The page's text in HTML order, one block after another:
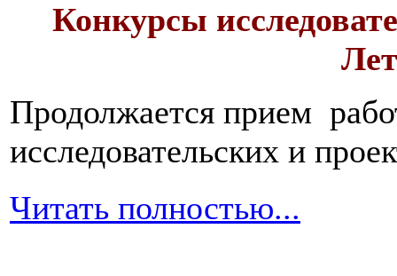
Конкурсы
Продолжается прием
исследовательских и
Читать полностью...